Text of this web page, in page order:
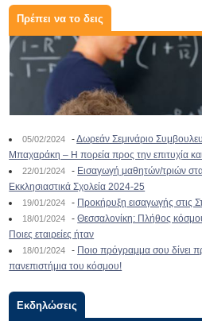
Πρέπει να το δεις
05/02/2024 -Δωρεάν Σεμινάριο
Μπαχαράκη – Η πορεία προς την επιτυχία
22/01/2024 - Εισαγωγή μαθητών/τριών
Εκκλησιαστικά Σχολεία 2024-25
19/01/2024 - Προκήρυξη εισαγωγής στις
18/01/2024 -Θεσσαλονίκη: Πλήθος
Ποιες εταιρείες ήταν
18/01/2024 - Ποιο πρόγραμμα σου δίνει
πανεπιστήμια του κόσμου!
Εκδηλώσεις